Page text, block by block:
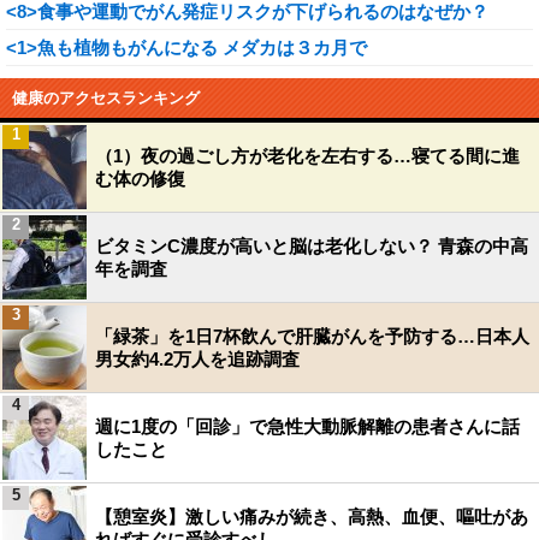
<8>食事や運動でがん発症リスクが下げられるのはなぜか？
<1>魚も植物もがんになる メダカは３カ月で
健康のアクセスランキング
（1）夜の過ごし方が老化を左右する…寝てる間に進
む体の修復
1
ビタミンC濃度が高いと脳は老化しない？ 青森の中高
年を調査
2
「緑茶」を1日7杯飲んで肝臓がんを予防する…日本人
男女約4.2万人を追跡調査
3
週に1度の「回診」で急性大動脈解離の患者さんに話
したこと
4
【憩室炎】激しい痛みが続き、高熱、血便、嘔吐があ
5